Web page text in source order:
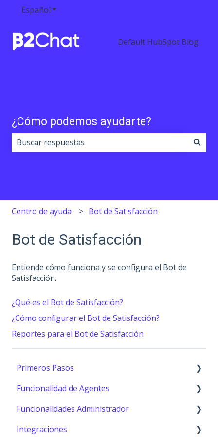
EspañolTraducciones de Mostrar submenú de
Default HubSpot Blog
¿Cómo podemos ayudarte?
Centro de ayuda Bot de Satisfacción
Bot de Satisfacción
Entiende cómo funciona y se configura el Bot de
Satisfacción.
¿Qué es el Bot de Satisfacción?
¿Cómo configurar el Bot de Satisfacción?
Reportes para el Bot de Satisfacción
Primeros Pasos
Primeros pasos
Funcionalidad de Agentes
Consola (Agentes)
Configuración Agentes
Funcionalidades Administrador
Auditoría
Integraciones